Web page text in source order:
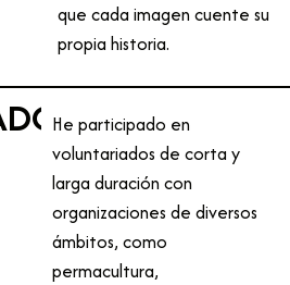
que cada imagen cuente su
propia historia.
He participado en
voluntariados de corta y
larga duración con
organizaciones de diversos
ámbitos, como
permacultura,